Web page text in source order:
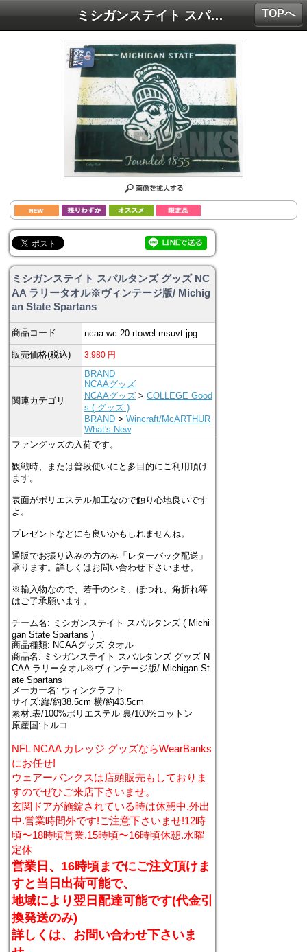
ミシガンステイト スパルタンズ グッズ NCAA ラリータオル※ヴィンテージ版/ Michigan State Spartans
ミシガンステイト スパルタンズ グッズ NC
AA ラリータオル※ヴィンテージ版/ Michig
an State Spartans
商品コード ncaa-wc-20-rtowel-msuvt.jpg
販売価格(税込) 3,980 円
関連カテゴリ
BRAND
NCAAグッズ
NCAAグッズ >COLLEGE Good
s ( グッズ )
BRAND >Wincraft/McARTHUR
What's New
ファングッズの入荷です。
観戦時、または普段使いにと多目的にご利用頂け
ます。
表面がポリエステル加工なので触り心地良いです
よ。
プレゼントなどにも良いかもしれませんね。
通販でお振り込みの方のみ「レターパック配送」
承ります。詳しくはお問い合わせ下さいませ。
※輸入物なので、若干のシミ、ほつれ、角折れ等
はご了承願います。
チーム名: ミシガンステイト スパルタンズ ( Michi
gan State Spartans )
商品種類: NCAAグッズ タオル
商品名: ミシガンステイト スパルタンズ グッズ N
CAA ラリータオル※ヴィンテージ版/ Michigan St
ate Spartans
メーカー名: ウィンクラフト
サイズ:縦/約38.5cm 横/約43.5cm
素材:表/100%ポリエステル 裏/100%コットン
原産国:トルコ
NFL NCAA カレッジ グッズならWearBanks
にお任せ!
ウェアーバンクスは店頭販売もしておりま
すのでぜひご来店下さいませ。
玄関ドアが施錠されている時は休憩中.外出
中.営業時間外です!ご注意下さいませ!12時
頃〜18時頃営業.15時頃〜16時頃休憩.水曜
定休
営業日、16時頃までにご注文頂けま
すと当日出荷可能で、
地域により翌日配達可能です(代金引
換発送のみ)
詳しくは、お問い合わせ下さいま
TOPへ